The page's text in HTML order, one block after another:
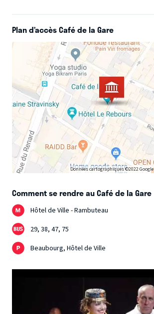
Plan d’accès Café de la Gare
Données cartographiques ©2022 Google
Comment se rendre au Café de la Gare
Hôtel de Ville - Rambuteau
29, 38, 47, 75
Beaubourg, Hôtel de Ville